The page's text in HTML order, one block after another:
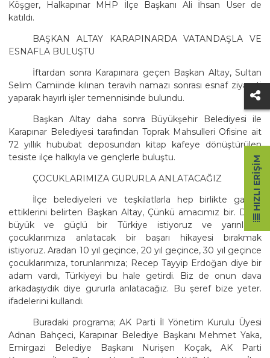
Köşger, Halkapınar MHP İlçe Başkanı Ali İhsan User de
katıldı.
BAŞKAN ALTAY KARAPINARDA VATANDAŞLA VE
ESNAFLA BULUŞTU
İftardan sonra Karapınara geçen Başkan Altay, Sultan
Selim Camiinde kılınan teravih namazı sonrası esnaf ziyareti
yaparak hayırlı işler temennisinde bulundu.
Başkan Altay daha sonra Büyükşehir Belediyesi ile
Karapınar Belediyesi tarafından Toprak Mahsulleri Ofisine ait
72 yıllık hububat deposundan kitap kafeye dönüştürülen
tesiste ilçe halkıyla ve gençlerle buluştu.
ÇOCUKLARIMIZA GURURLA ANLATACAĞIZ
İlçe belediyeleri ve teşkilatlarla hep birlikte gayret
ettiklerini belirten Başkan Altay, Çünkü amacımız bir. Daha
büyük ve güçlü bir Türkiye istiyoruz ve yarınlarda
çocuklarımıza anlatacak bir başarı hikayesi bırakmak
istiyoruz. Aradan 10 yıl geçince, 20 yıl geçince, 30 yıl geçince
çocuklarımıza, torunlarımıza; Recep Tayyip Erdoğan diye bir
adam vardı, Türkiyeyi bu hale getirdi. Biz de onun dava
arkadaşıydık diye gururla anlatacağız. Bu şeref bize yeter.
ifadelerini kullandı.
Buradaki programa; AK Parti İl Yönetim Kurulu Üyesi
Adnan Bahçeci, Karapınar Belediye Başkanı Mehmet Yaka,
Emirgazi Belediye Başkanı Nurişen Koçak, AK Parti
HIZLI ERIŞIM